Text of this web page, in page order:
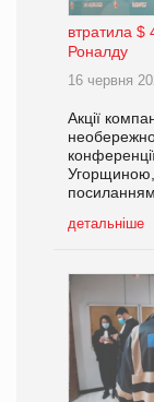
втратила $
Роналду
16 червня
Акції
Угорщиною,
детальніше